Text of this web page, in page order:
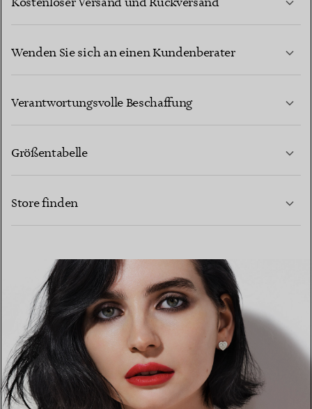
Wenden Sie sich an einen Kundenberater
Verantwortungsvolle Beschaffung
Größentabelle
Store finden
EINEN STORE IN IHRER NÄHE FINDEN